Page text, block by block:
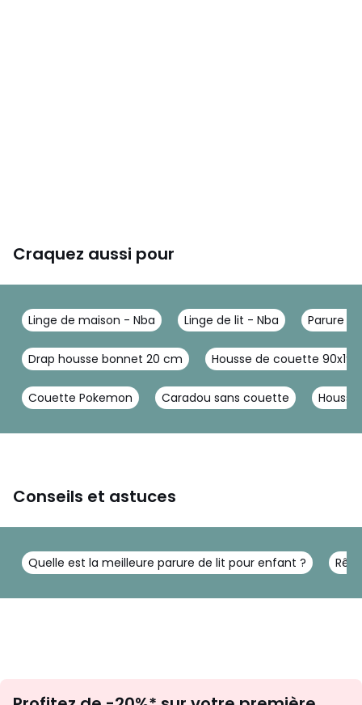
Craquez aussi pour
Linge de maison - Nba Linge de lit - Nba Parure
Drap housse bonnet 20 cm Housse de couette 90x190
Couette Pokemon Caradou sans couette
Conseils et astuces
Quelle est la meilleure parure de lit pour enfant ?